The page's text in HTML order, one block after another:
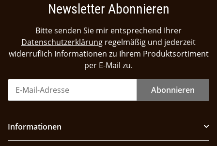
Newsletter Abonnieren
Bitte senden Sie mir entsprechend Ihrer
Datenschutzerklärung regelmäßig und jederzeit
widerruflich Informationen zu Ihrem Produktsortiment
per E-Mail zu.
Abonnieren
Informationen